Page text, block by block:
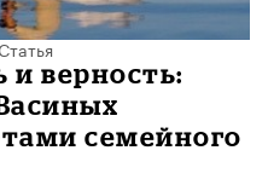
и верность:
семейного